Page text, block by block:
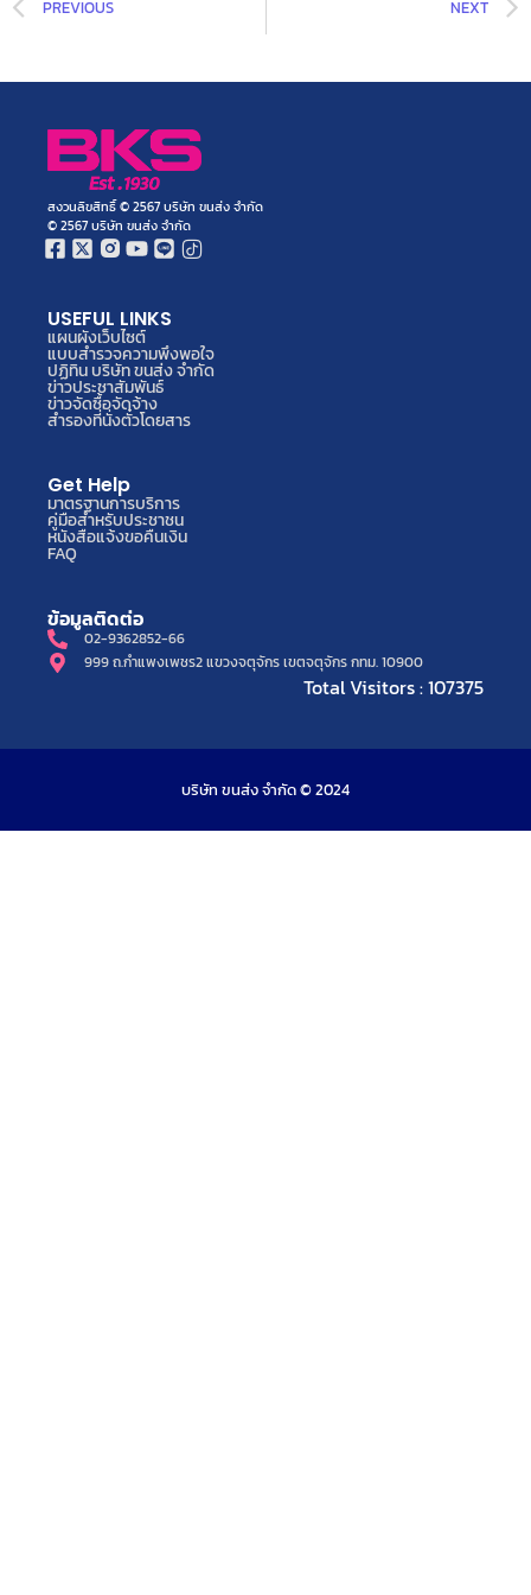
PREVIOUS NEXT
สงวนลิขสิทธิ์ © 2567 บริษัท ขนส่ง จำกัด
© 2567 บริษัท ขนส่ง จำกัด
USEFUL LINKS
แผนผังเว็บไซต์
แบบสำรวจความพึงพอใจ
ปฏิทิน บริษัท ขนส่ง จำกัด
ข่าวประชาสัมพันธ์
ข่าวจัดซื้อจัดจ้าง
สำรองที่นั่งตั๋วโดยสาร
Get Help
มาตรฐานการบริการ
คู่มือสำหรับประชาชน
หนังสือแจ้งขอคืนเงิน
FAQ
ข้อมูลติดต่อ
02-9362852-66
999 ถ.กำแพงเพชร2 แขวงจตุจักร เขตจตุจักร กทม. 10900
Total Visitors : 107375
บริษัท ขนส่ง จำกัด © 2024